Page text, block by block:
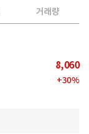
거래량
8,060
+30%